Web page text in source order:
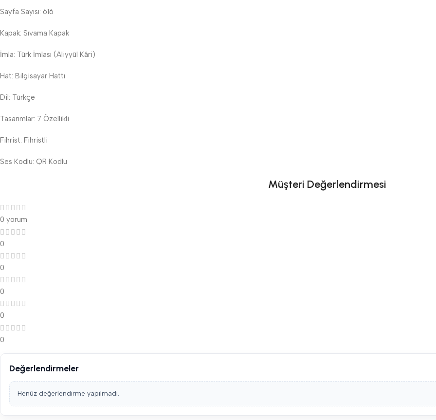
Sayfa Sayısı: 616
Kapak: Sıvama Kapak
İmla: Türk İmlası (Aliyyül Kâri)
Hat: Bilgisayar Hattı
Dil: Türkçe
Tasarımlar: 7 Özellikli
Fihrist: Fihristli
Ses Kodlu: QR Kodlu
Müşteri Değerlendirmesi
0 yorum
0
0
0
0
0
Değerlendirmeler
Henüz değerlendirme yapılmadı.